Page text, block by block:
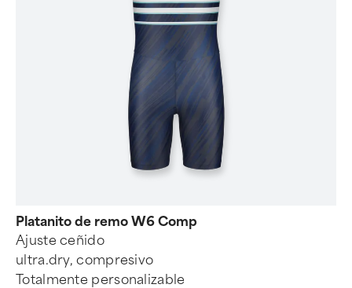
Platanito de remo W6 Comp
Ajuste ceñido
ultra.dry, compresivo
Totalmente personalizable